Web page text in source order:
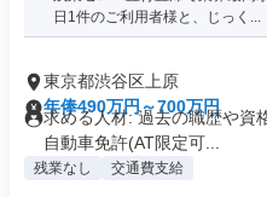
日1件のご利用者様と、じっく...
東京都渋谷区上原
年俸490万円～700万円
求める人材: 過去の職歴や資
自動車免許(AT限定可...
残業なし 交通費支給